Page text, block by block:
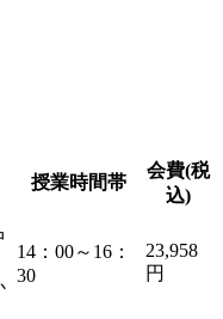
授業時間帯
会費(税
込)
14：00～16：
30
23,958
円